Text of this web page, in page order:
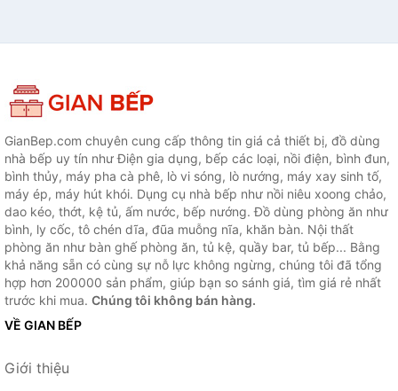
GianBep.com chuyên cung cấp thông tin giá cả thiết bị, đồ dùng
nhà bếp uy tín như Điện gia dụng, bếp các loại, nồi điện, bình đun,
bình thủy, máy pha cà phê, lò vi sóng, lò nướng, máy xay sinh tố,
máy ép, máy hút khói. Dụng cụ nhà bếp như nồi niêu xoong chảo,
dao kéo, thớt, kệ tủ, ấm nước, bếp nướng. Đồ dùng phòng ăn như
bình, ly cốc, tô chén dĩa, đũa muỗng nĩa, khăn bàn. Nội thất
phòng ăn như bàn ghế phòng ăn, tủ kệ, quầy bar, tủ bếp... Bằng
khả năng sẵn có cùng sự nỗ lực không ngừng, chúng tôi đã tổng
hợp hơn 200000 sản phẩm, giúp bạn so sánh giá, tìm giá rẻ nhất
trước khi mua. Chúng tôi không bán hàng.
VỀ GIAN BẾP
Giới thiệu